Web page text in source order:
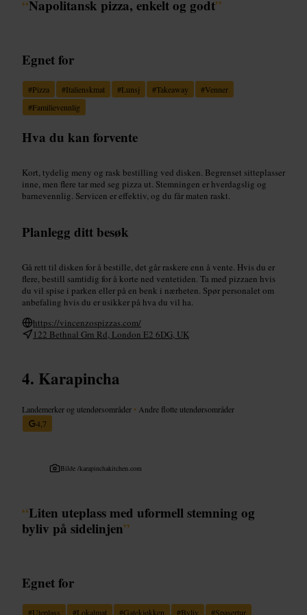
“Napolitansk pizza, enkelt og godt”
Egnet for
#Pizza #Italienskmat #Lunsj #Takeaway #Venner
#Familievennlig
Hva du kan forvente
Kort, tydelig meny og rask bestilling ved disken. Begrenset sitteplasser
inne, men flere tar med seg pizza ut. Stemningen er hverdagslig og
barnevennlig. Servicen er effektiv, og du får maten raskt.
Planlegg ditt besøk
Gå rett til disken for å bestille, det går raskere enn å vente. Hvis du er
flere, bestill samtidig for å korte ned ventetiden. Ta med pizzaen hvis
du vil spise i parken eller på en benk i nærheten. Spør personalet om
anbefaling hvis du er usikker på hva du vil ha.
https://vincenzospizzas.com/
122 Bethnal Grn Rd, London E2 6DG, UK
Karapincha
Landemerker og utendørsområder • Andre flotte utendørsområder
4,7
Bilde /karapinchakitchen.com
“Liten uteplass med uformell stemning og
byliv på sidelinjen”
Egnet for
#Uteplass #Lokalmat #Gatekjøkken #Byliv #Spasertur